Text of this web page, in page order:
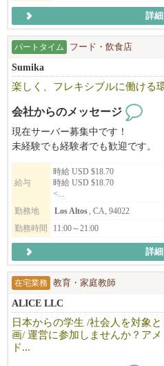
詳細
パートタイム フード・飲食店
Sumika
楽しく、フレキシブルに働ける
会社からのメッセージ
現在サーバー募集中です！
未経験でも経験者でも歓迎です。
給与
時給 USD $18.70
時給 USD $18.70
<...
勤務地
Los Altos, CA, 94022
勤務時間
11:00～21:00
詳細
在宅業務 教育・家庭教師
ALICE LLC
日本からの学生 /社会人を対象
画/ 運営に参加しませんか？ア
ド...